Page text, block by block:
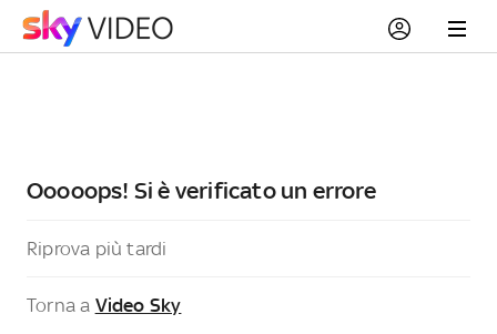
Ooooops! Si è verificato un errore
Riprova più tardi
Torna a Video Sky